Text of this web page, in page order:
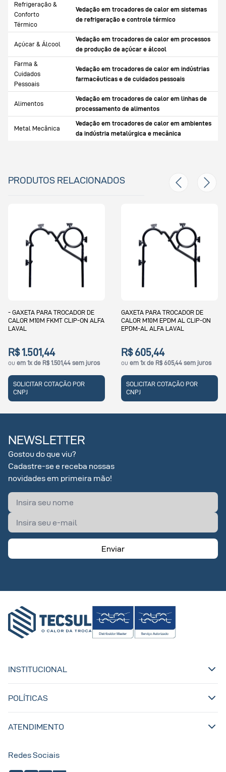
Refrigeração &
Conforto
Térmico
Vedação em trocadores de calor em sistemas
de refrigeração e controle térmico
Açúcar & Álcool
Vedação em trocadores de calor em processos
de produção de açúcar e álcool
Farma &
Cuidados
Pessoais
Vedação em trocadores de calor em indústrias
farmacêuticas e de cuidados pessoais
Alimentos
Vedação em trocadores de calor em linhas de
processamento de alimentos
Metal Mecânica
Vedação em trocadores de calor em ambientes
da indústria metalúrgica e mecânica
PRODUTOS RELACIONADOS
GAXETA PARA TROCADOR DE
CALOR M10M EPDM AL CLIP-ON
EPDM-AL ALFA LAVAL
R$ 605,44
ou em 1x de R$ 605,44 sem juros
SOLICITAR COTAÇÃO POR
CNPJ
GAXETA PARA TROCADOR DE
CALOR M10M EPDMP CLIP-ON
ALFA LAVAL
R$ 430,96
ou em 1x de R$ 430,96 sem juros
SOLICITAR COTAÇÃO POR
CNPJ
NEWSLETTER
Gostou do que viu?
Cadastre-se e receba nossas
novidades em primeira mão!
Enviar
INSTITUCIONAL
POLÍTICAS
ATENDIMENTO
Redes Sociais